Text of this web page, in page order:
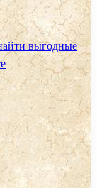
выгодные